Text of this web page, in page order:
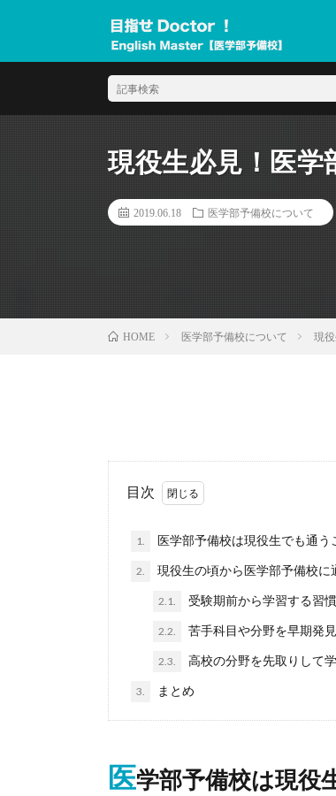
現役生必見！医学
2019.06.18 医学部予備校について
HOME 医学部予備校について 現
目次
1. 医学部予備校は現役生でも通う
2. 現役生の頃から医学部予備校に
2.1. 受験期前から学習する習
2.2. 苦手科目や分野を早期発
2.3. 高校の分野を先取りして
3. まとめ
医学部予備校は現役